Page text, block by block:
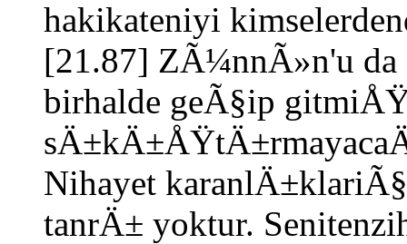
hakikateniyi
[21.87] ZÃ¼nnÃ»n'u da
birhalde geÃ§ip
Nihayet
tanrÄ± yoktur.